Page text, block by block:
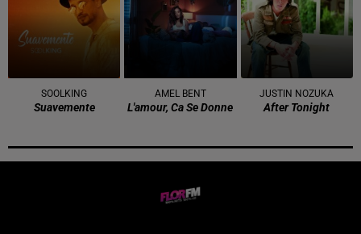
SOOLKING
Suavemente
AMEL BENT
L'amour, Ca Se Donne
JUSTIN NOZUKA
After Tonight